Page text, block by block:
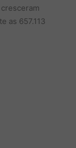
as 657.113